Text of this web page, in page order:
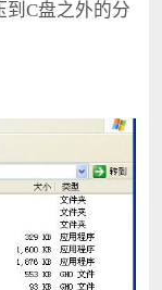
C盘之外的分